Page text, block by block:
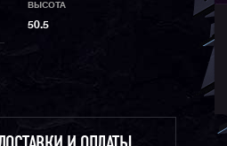
ВЫСОТА
50.5